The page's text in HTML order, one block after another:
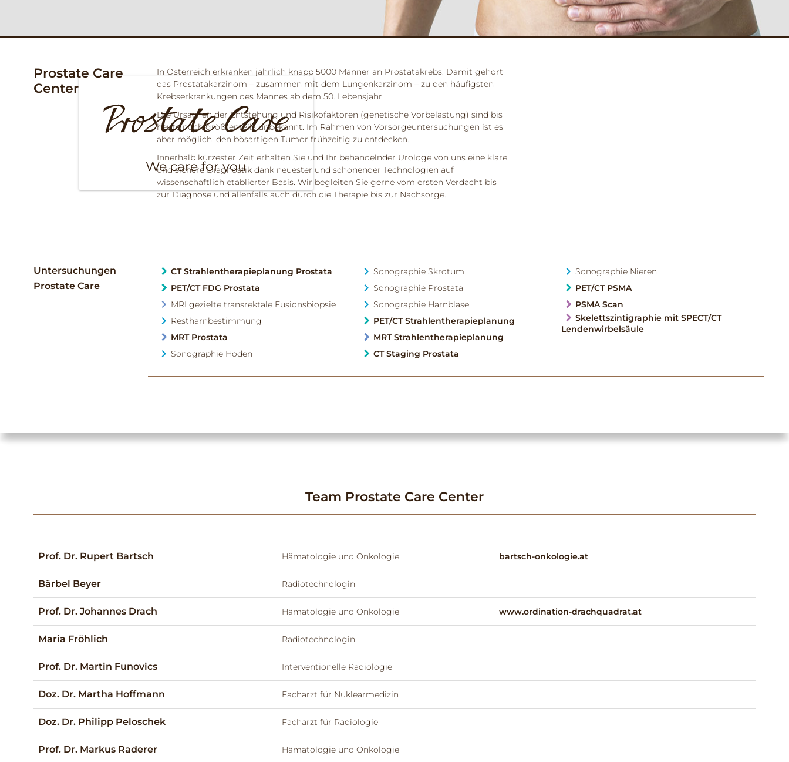
We care for you
Prostate Care
Center
In Österreich erkranken jährlich knapp 5000 Männer an Prostatakrebs. Damit gehört
das Prostatakarzinom – zusammen mit dem Lungenkarzinom – zu den häufigsten
Krebserkrankungen des Mannes ab dem 50. Lebensjahr.
Die Ursachen der Entstehung und Risikofaktoren (genetische Vorbelastung) sind bis
heute noch größtenteils unbekannt. Im Rahmen von Vorsorgeuntersuchungen ist es
aber möglich, den bösartigen Tumor frühzeitig zu entdecken.
Innerhalb kürzester Zeit erhalten Sie und Ihr behandelnder Urologe von uns eine klare
und sichere Diagnostik dank neuester und schonender Technologien auf
wissenschaftlich etablierter Basis. Wir begleiten Sie gerne vom ersten Verdacht bis
zur Diagnose und allenfalls auch durch die Therapie bis zur Nachsorge.
Untersuchungen
Prostate Care
CT Strahlentherapieplanung Prostata
PET/CT FDG Prostata
MRI gezielte transrektale Fusionsbiopsie
Restharnbestimmung
MRT Prostata
Sonographie Hoden
Sonographie Skrotum
Sonographie Prostata
Sonographie Harnblase
PET/CT Strahlentherapieplanung
MRT Strahlentherapieplanung
CT Staging Prostata
Sonographie Nieren
PET/CT PSMA
PSMA Scan
Skelettszintigraphie mit SPECT/CT
Lendenwirbelsäule
Team Prostate Care Center
Prof. Dr. Rupert Bartsch Hämatologie und Onkologie bartsch-onkologie.at
Bärbel Beyer Radiotechnologin
Prof. Dr. Johannes Drach Hämatologie und Onkologie www.ordination-drachquadrat.at
Maria Fröhlich Radiotechnologin
Prof. Dr. Martin Funovics Interventionelle Radiologie
Doz. Dr. Martha Hoffmann Facharzt für Nuklearmedizin
Doz. Dr. Philipp Peloschek Facharzt für Radiologie
Prof. Dr. Markus Raderer Hämatologie und Onkologie